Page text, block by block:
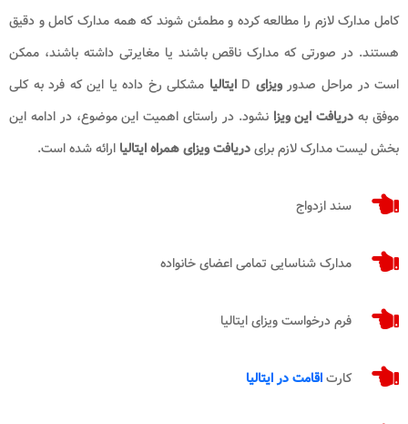
کامل مدارک لازم را مطالعه کرده و مطمئن شوند که همه مدارک کامل و دقیق
هستند. در صورتی که مدارک ناقص باشند یا مغایرتی داشته باشند، ممکن
است در مراحل صدورویزای ایتالیا مشکلی رخ داده یا این که فرد به کلی
موفق به دریافت این ویزا نشود. در راستای اهمیت این موضوع، در ادامه این
بخش لیست مدارک لازم برایدریافت ویزای همراه ایتالیا ارائه شده است.
سند ازدواج
مدارک شناسایی تمامی اعضای خانواده
فرم درخواست ویزای ایتالیا
کارتاقامت در ایتالیا